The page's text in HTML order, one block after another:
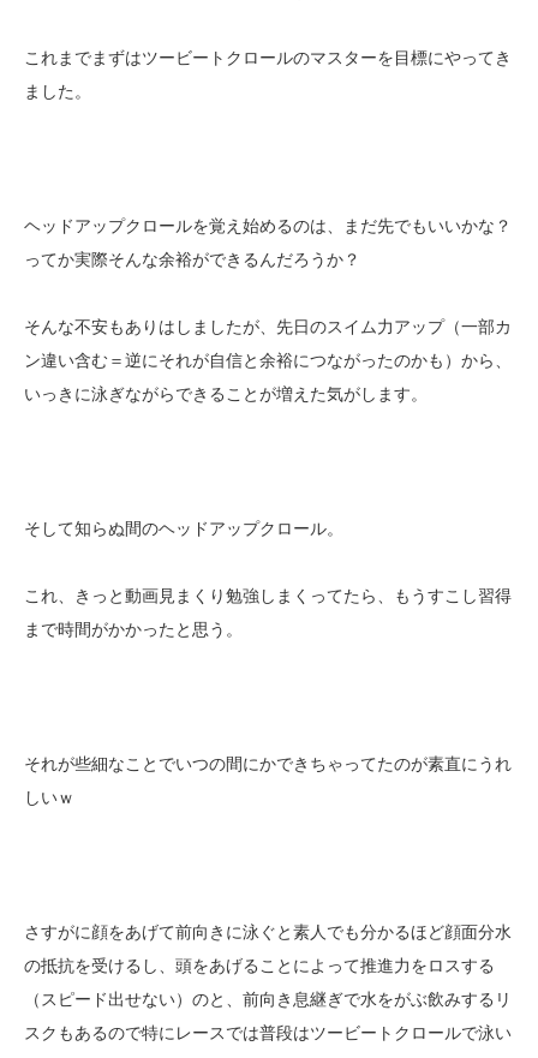
これまでまずはツービートクロールのマスターを目標にやってき
ました。
ヘッドアップクロールを覚え始めるのは、まだ先でもいいかな？
ってか実際そんな余裕ができるんだろうか？
そんな不安もありはしましたが、先日のスイム力アップ（一部カ
ン違い含む＝逆にそれが自信と余裕につながったのかも）から、
いっきに泳ぎながらできることが増えた気がします。
そして知らぬ間のヘッドアップクロール。
これ、きっと動画見まくり勉強しまくってたら、もうすこし習得
まで時間がかかったと思う。
それが些細なことでいつの間にかできちゃってたのが素直にうれ
しいｗ
さすがに顔をあげて前向きに泳ぐと素人でも分かるほど顔面分水
の抵抗を受けるし、頭をあげることによって推進力をロスする
（スピード出せない）のと、前向き息継ぎで水をがぶ飲みするリ
スクもあるので特にレースでは普段はツービートクロールで泳い